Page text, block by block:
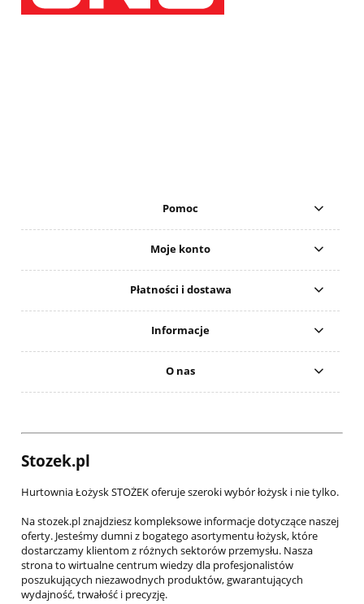
Pomoc
Moje konto
Płatności i dostawa
Informacje
O nas
Stozek.pl
Hurtownia Łożysk STOŻEK oferuje szeroki wybór łożysk i nie tylko.
Na stozek.pl znajdziesz kompleksowe informacje dotyczące naszej
oferty. Jesteśmy dumni z bogatego asortymentu łożysk, które
dostarczamy klientom z różnych sektorów przemysłu. Nasza
strona to wirtualne centrum wiedzy dla profesjonalistów
poszukujących niezawodnych produktów, gwarantujących
wydajność, trwałość i precyzję.